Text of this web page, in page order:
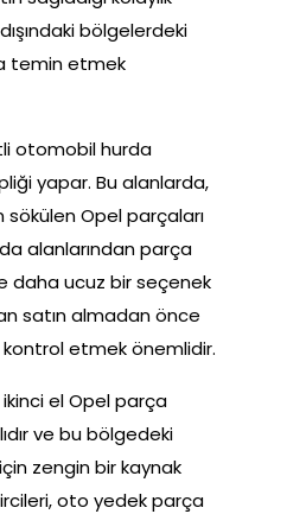
bölgelerdeki
temin etmek
otomobil hurda
yapar. Bu alanlarda,
sökülen Opel parçaları
alanlarından parça
daha ucuz bir seçenek
satın almadan önce
etmek önemlidir.
el Opel parça
ve bu bölgedeki
zengin bir kaynak
oto yedek parça